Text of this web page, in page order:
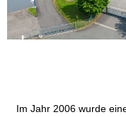
Im Jahr 2006 wurde